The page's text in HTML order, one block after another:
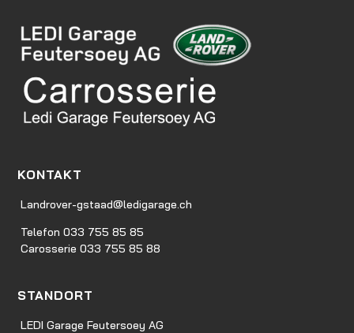
KONTAKT
Landrover-gstaad@ledigarage.ch
Telefon 033 755 85 85
Carosserie 033 755 85 88
STANDORT
LEDI Garage Feutersoey AG